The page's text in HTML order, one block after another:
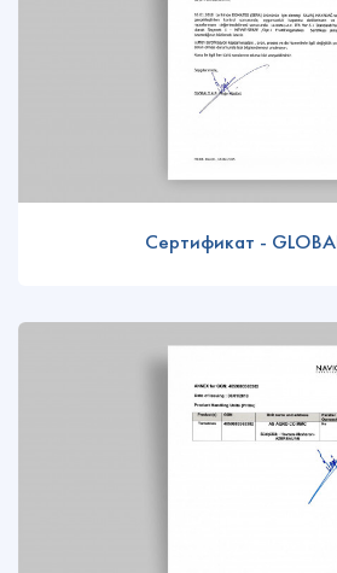
Сертификат -